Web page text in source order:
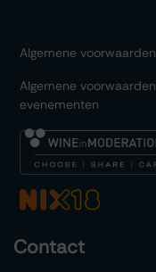
Algemene voorwaarden
Algemene voorwaarden
evenementen
Contact